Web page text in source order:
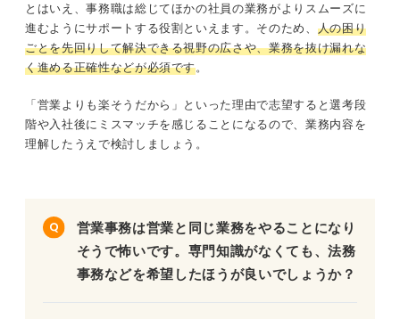
とはいえ、事務職は総じてほかの社員の業務がよりスムーズに
進むようにサポートする役割といえます。そのため、 人の困り
ごとを先回りして解決できる視野の広さや、業務を抜け漏れな
く進める正確性などが必須です。
「営業よりも楽そうだから」といった理由で志望すると選考段
階や入社後にミスマッチを感じることになるので、業務内容を
理解したうえで検討しましょう。
営業事務は営業と同じ業務をやることになり
そうで怖いです。専門知識がなくても、法務
事務などを希望したほうが良いでしょうか？